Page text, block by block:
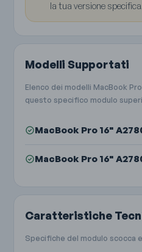
la tua versione specifica.
Modelli Supportati
Elenco dei modelli MacBook
questo specifico modulo
MacBook Pro 16"
MacBook Pro 16"
Caratteristiche
Specifiche del modulo scocca